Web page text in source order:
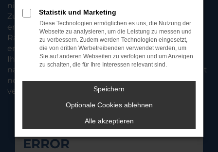
niederschlägt. Wenn Sie sich für die
Zusammenarbeit mit unserem Familienbetrieb
entscheiden, profitieren Sie von erstklassigen
Rabatten und einer umfangreichen Beratung. Ein
entscheidender Pluspunkt besteht darin, dass wir
Ihren Škoda nach dem Onlinekauf direkt zu Ihnen
nach Bergisch Gladbach liefern. Sie brauchen somit
noch nicht einmal Ihre eigenen vier Wände zu
verlassen.
FEHLER: NETWORK
ERROR
Statistik und Marketing
Diese Technologien ermöglichen es uns, die Nutzung der
Webseite zu analysieren, um die Leistung zu messen und
zu verbessern. Zudem werden Technologien eingesetzt,
die von dritten Werbetreibenden verwendet werden, um
Sie auf anderen Webseiten zu verfolgen und um Anzeigen
zu schalten, die für Ihre Interessen relevant sind.
Speichern
Optionale Cookies ablehnen
Alle akzeptieren